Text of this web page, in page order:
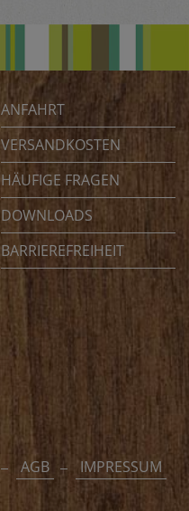
ANFAHRT
VERSANDKOSTEN
HÄUFIGE FRAGEN
DOWNLOADS
BARRIEREFREIHEIT
AGB IMPRESSUM